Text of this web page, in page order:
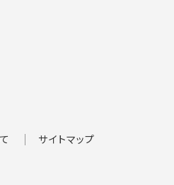
サイトマップ